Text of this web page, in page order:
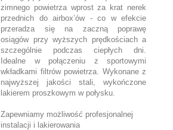
zimnego powietrza wprost za krat nerek
przednich do airbox’ów - co w efekcie
przeradza się na zaczną poprawę
osiągów przy wyższych prędkościach a
szczególnie podczas ciepłych dni.
Idealne w połączeniu z sportowymi
wkładkami filtrów powietrza. Wykonane z
najwyższej jakości stali, wykończone
lakierem proszkowym w połysku.
Zapewniamy możliwość profesjonalnej
instalacji i lakierowania